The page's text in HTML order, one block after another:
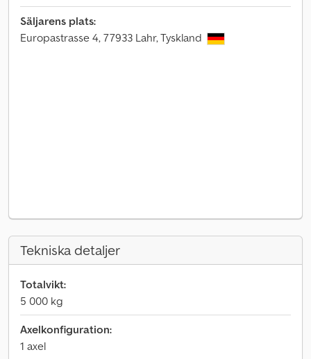
Säljarens plats:
Europastrasse 4, 77933 Lahr, Tyskland
Tekniska detaljer
Totalvikt:
5 000 kg
Axelkonfiguration:
1 axel